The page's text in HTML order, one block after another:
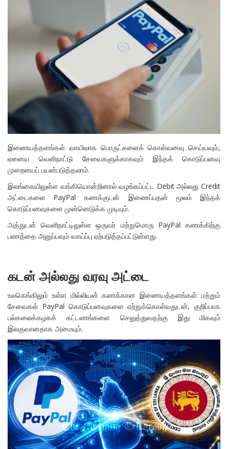
இணையத்தளங்கள் வாயிலாக பொருட்களைக் கொள்வனவு செய்யவும்,
ஏனைய வெளிநாட்டு சேவைகளுக்காகவும் இந்தக் கொடுப்பனவு
முறையைப் பயன்படுத்தலாம்.
இலங்கையிலுள்ள வங்கியொன்றினால் வழங்கப்பட்ட Debit அல்லது Credit
அட்டைகளை PayPal கணக்குடன் இணைப்பதன் மூலம் இந்தக்
கொடுப்பனவுகளை முன்னெடுக்க முடியும்.
அத்துடன் வெளிநாட்டிலுள்ள ஒருவர் மற்றுமொரு PayPal கணக்கிற்கு
பணத்தை அனுப்பவும் வாய்ப்பு ஏற்படுத்தப்பட்டுள்ளது.
கடன் அல்லது வரவு அட்டை
உலகெங்கிலும் உள்ள மில்லியன் கணக்கான இணையத்தளங்கள் மற்றும்
சேவைகள் PayPal கொடுப்பனவுகளை ஏற்றுக்கொள்வதுடன், குறிப்பாக
பல்கலைக்கழகக் கட்டணங்களை செலுத்துவதற்கு இது மிகவும்
இலகுவானதாக அமையும்.